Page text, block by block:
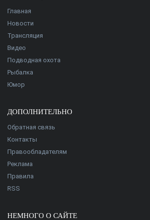
Главная
Новости
Трансляция
Видео
Подводная охота
Рыбалка
Юмор
ДОПОЛНИТЕЛЬНО
Обратная связь
Контакты
Правообладателям
Реклама
Правила
RSS
НЕМНОГО О САЙТЕ